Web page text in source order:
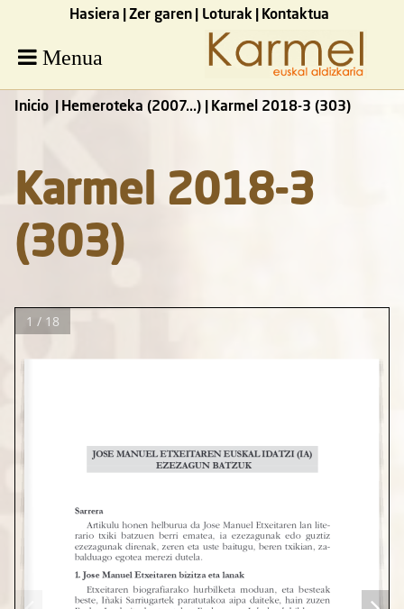
Hasiera Zer garen Loturak Kontaktua
Menua
Inicio Hemeroteka (2007...) Karmel 2018-3 (303)
Karmel 2018-3
(303)
1 / 18